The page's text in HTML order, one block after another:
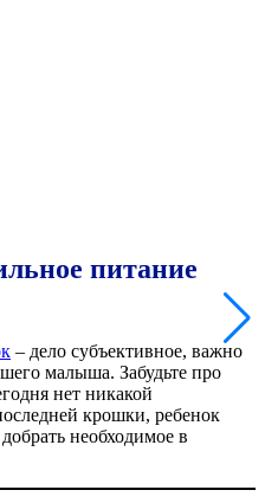
питание
– дело субъективное, важно
малыша. Забудьте про
нет никакой
крошки, ребенок
необходимое в